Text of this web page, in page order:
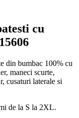
cu
din bumbac 100% cu
maneci scurte,
cusaturi laterale si
de la S la 2XL.